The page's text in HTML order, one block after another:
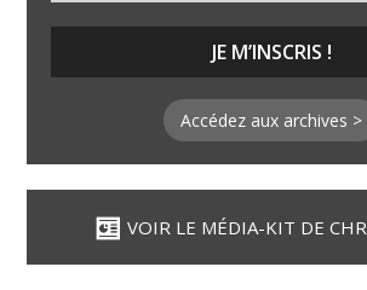
Accédez aux archives >
VOIR LE MÉDIA-KIT DE